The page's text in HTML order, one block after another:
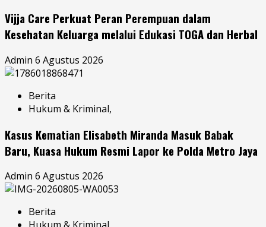
Vijja Care Perkuat Peran Perempuan dalam
Kesehatan Keluarga melalui Edukasi TOGA dan Herbal
Admin 6 Agustus 2026
Berita
Hukum & Kriminal,
Kasus Kematian Elisabeth Miranda Masuk Babak
Baru, Kuasa Hukum Resmi Lapor ke Polda Metro Jaya
Admin 6 Agustus 2026
Berita